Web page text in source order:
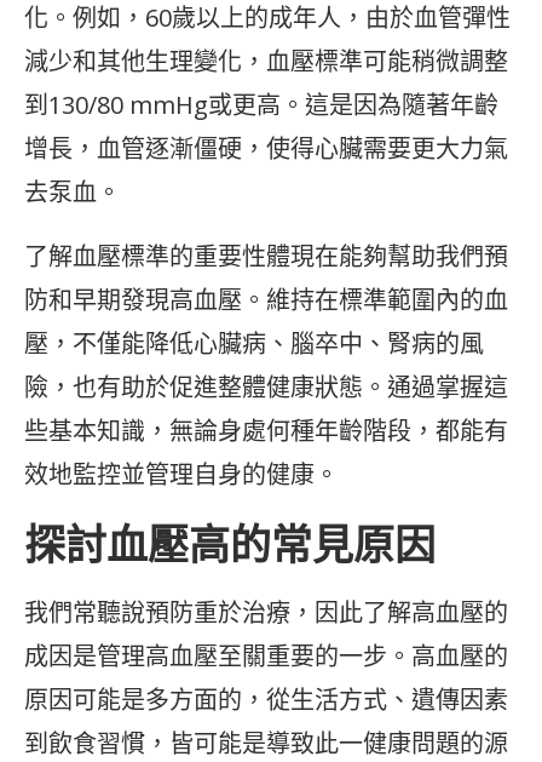
化。例如，60歲以上的成年人，由於血管彈性
減少和其他生理變化，血壓標準可能稍微調整
到130/80 mmHg或更高。這是因為隨著年齡
增長，血管逐漸僵硬，使得心臟需要更大力氣
去泵血。
了解血壓標準的重要性體現在能夠幫助我們預
防和早期發現高血壓。維持在標準範圍內的血
壓，不僅能降低心臟病、腦卒中、腎病的風
險，也有助於促進整體健康狀態。通過掌握這
些基本知識，無論身處何種年齡階段，都能有
效地監控並管理自身的健康。
探討血壓高的常見原因
我們常聽說預防重於治療，因此了解高血壓的
成因是管理高血壓至關重要的一步。高血壓的
原因可能是多方面的，從生活方式、遺傳因素
到飲食習慣，皆可能是導致此一健康問題的源